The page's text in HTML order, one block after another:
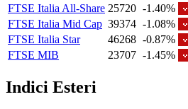
FTSE Italia All-Share 25720 -1.40%
FTSE Italia Mid Cap 39374 -1.08%
FTSE Italia Star
46268 -0.87%
FTSE MIB
23707 -1.45%
Indici Esteri